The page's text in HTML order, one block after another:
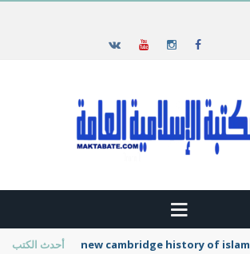
أحدث الكتب new cambridge history of islam